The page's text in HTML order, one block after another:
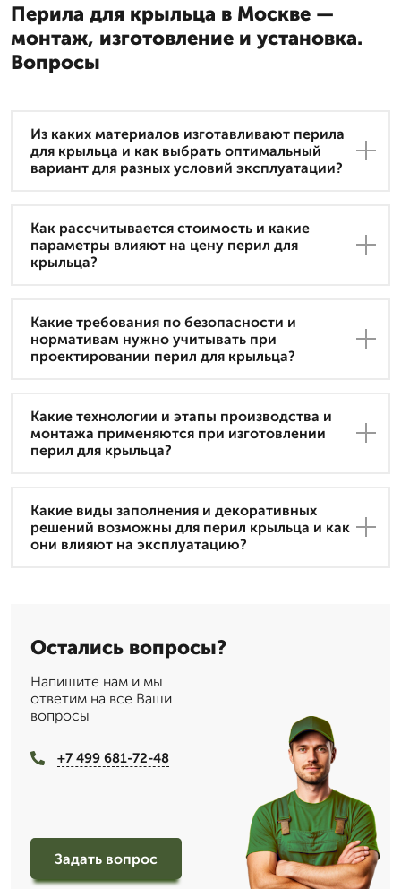
Перила для крыльца в Москве —
монтаж, изготовление и установка.
Вопросы
Из каких материалов изготавливают перила
для крыльца и как выбрать оптимальный
вариант для разных условий эксплуатации?
Как рассчитывается стоимость и какие
параметры влияют на цену перил для
крыльца?
Какие требования по безопасности и
нормативам нужно учитывать при
проектировании перил для крыльца?
Какие технологии и этапы производства и
монтажа применяются при изготовлении
перил для крыльца?
Какие виды заполнения и декоративных
решений возможны для перил крыльца и как
они влияют на эксплуатацию?
Остались вопросы?
Напишите нам и мы
ответим на все Ваши
вопросы
+7 499 681-72-48
Задать вопрос